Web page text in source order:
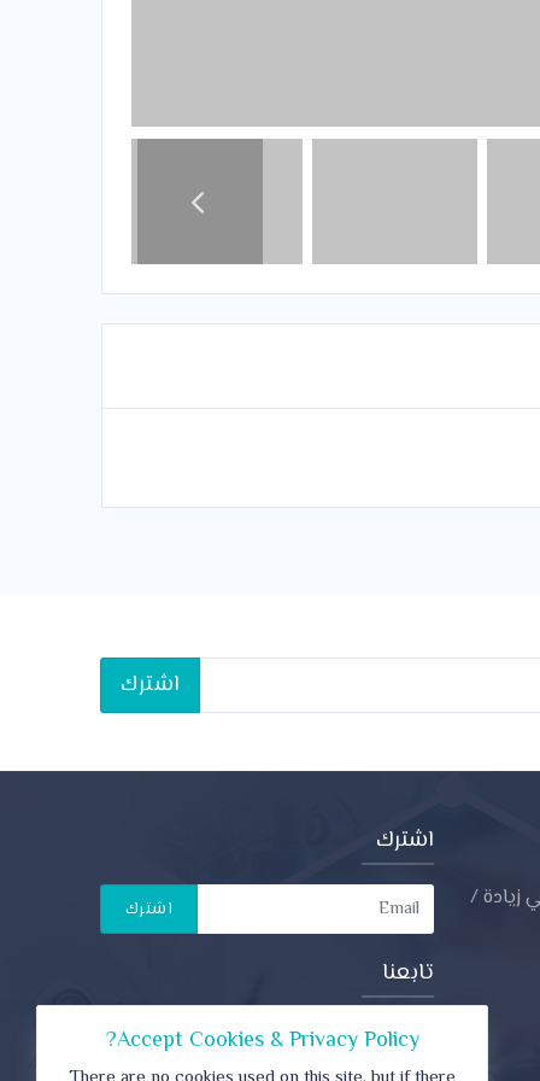
اشترك
زيادة /
اشترك
اشترك
تابعنا
Accept Cookies & Privacy Policy?